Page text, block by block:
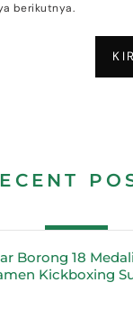
berikutnya.
Borong 18
Kickboxing